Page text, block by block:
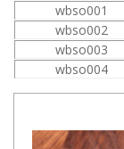
wbso001
wbso002
wbso003
wbso004